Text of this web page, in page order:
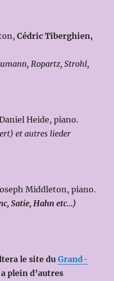
Cédric Tiberghien,
Ropartz, Strohl,
Heide, piano.
et autres lieder
Middleton, piano.
Satie, Hahn etc…)
le site duGrand-
plein d’autres